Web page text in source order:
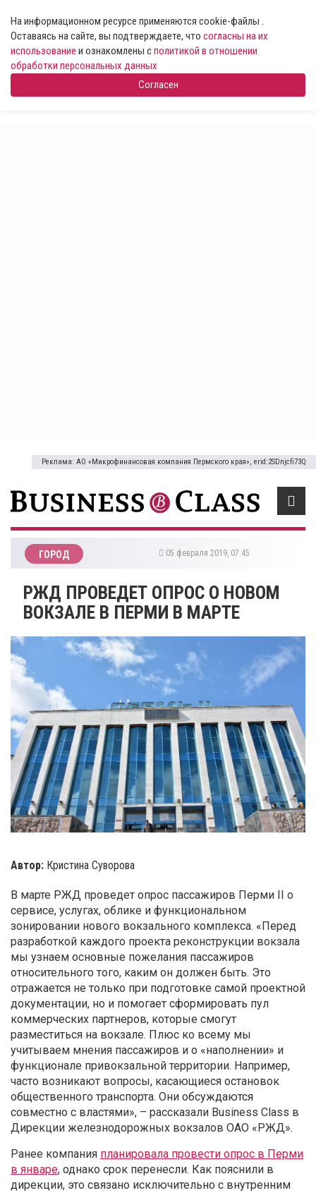
На информационном ресурсе применяются cookie-файлы .
Оставаясь на сайте, вы подтверждаете, что согласны на их
использование и ознакомлены сполитикой в отношении
обработки персональных данных
Согласен
Реклама: АО «Микрофинансовая компания Пермского края», erid:2SDnjcfi73Q
ГОРОД 05 февраля 2019, 07:45
РЖД ПРОВЕДЕТ ОПРОС О НОВОМ
ВОКЗАЛЕ В ПЕРМИ В МАРТЕ
Автор: Кристина Суворова
В марте РЖД проведет опрос пассажиров Перми II о
сервисе, услугах, облике и функциональном
зонировании нового вокзального комплекса. «Перед
разработкой каждого проекта реконструкции вокзала
мы узнаем основные пожелания пассажиров
относительного того, каким он должен быть. Это
отражается не только при подготовке самой проектной
документации, но и помогает сформировать пул
коммерческих партнеров, которые смогут
разместиться на вокзале. Плюс ко всему мы
учитываем мнения пассажиров и о «наполнении» и
функционале привокзальной территории. Например,
часто возникают вопросы, касающиеся остановок
общественного транспорта. Они обсуждаются
совместно с властями», – рассказали Business Class в
Дирекции железнодорожных вокзалов ОАО «РЖД».
Ранее компания планировала провести опрос в Перми
в январе, однако срок перенесли. Как пояснили в
дирекции, это связано исключительно с внутренним